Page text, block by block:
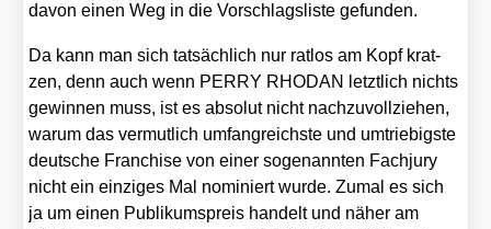
davon einen Weg in die Vor­schlags­lis­te gefun­den.
Da kann man sich tat­säch­lich nur rat­los am Kopf krat­
zen, denn auch wenn PERRY RHODAN letzt­lich nichts
gewin­nen muss, ist es abso­lut nicht nach­zu­voll­zie­hen,
war­um das ver­mut­lich umfang­reichs­te und umtrie­bigs­te
deut­sche Fran­chise von einer soge­nann­ten Fach­ju­ry
nicht ein ein­zi­ges Mal nomi­niert wur­de. Zumal es sich
ja um einen Publi­kums­preis han­delt und näher am